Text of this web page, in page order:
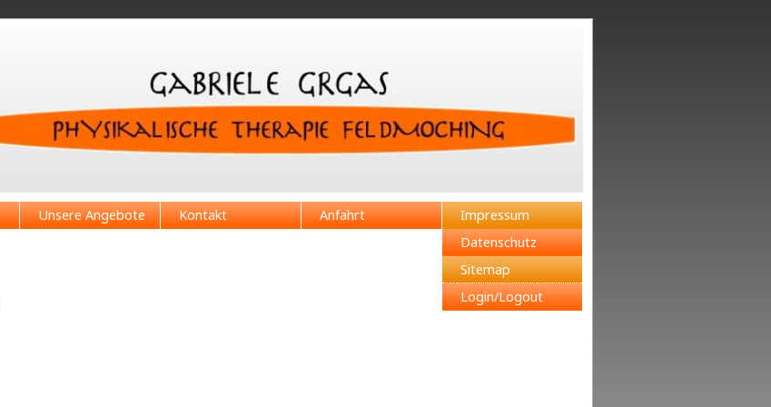
Unsere Angebote Kontakt Anfahrt
Impressum
Datenschutz
Sitemap
Login/Logout